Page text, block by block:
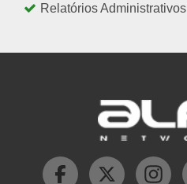
Relatórios Administrativos